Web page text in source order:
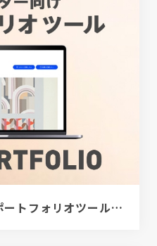
[PR]クリエイター向けポートフォリオツール｜BRIK PORTFOLIO